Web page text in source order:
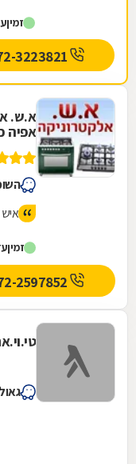
זמיןעד
א.ש.
אפיה
השומר
זמיןעד
גאולה